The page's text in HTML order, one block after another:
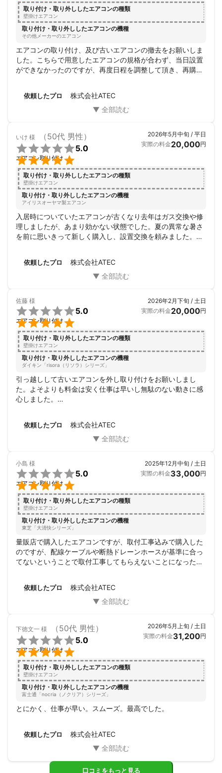
取り付け・取り外ししたエアコンの種類
壁掛けエアコン
取り付け・取り外ししたエアコンの機種
その他メーカーのエアコン
エアコンの取り付け、及び古いエアコンの撤去をお願いしま
した。こちらで用意したエアコンの規格が合わず、当日設置
ができなかったのですが、再度日程を調整して頂き、再購入
お忙しい中、有難うございました！
依頼したプロ 株式会社ATEC
いけ 様 （50代 男性）


5.0
エアコン取り付け
2026年5月中旬 / 平日
実際の料金20,000円
取り付け・取り外ししたエアコンの種類
壁掛けエアコン
取り付け・取り外ししたエアコンの機種
アイリスオーヤマ製エアコン
入居時についていたエアコンが古くなり去年はガス交換や修
理しましたが、あまり効かない状態でした。夏の異常な暑さ
を前に思いきって新しく購入し、設置交換を頼みました。手
依頼したプロ 株式会社ATEC
佐藤 様


5.0
エアコン取り付け
2026年2月下旬 / 土日
実際の料金20,000円
取り付け・取り外ししたエアコンの種類
壁掛けエアコン
取り付け・取り外ししたエアコンの機種
ダイキン「risora（リソラ）シリーズ」
引っ越しして古いエアコンを外し取り付けをお願いしまし
た。よそよりも料金は安く仕事は早いし無駄のない動きに感
心しました。
すね。
依頼したプロ 株式会社ATEC
小島 様


5.0
エアコン取り付け
2025年12月中旬 / 土日
実際の料金33,000円
取り付け・取り外ししたエアコンの種類
壁掛けエアコン
取り付け・取り外ししたエアコンの機種
東芝「大清快シリーズ」
量販店で購入したエアコンですが、取付工事込みで購入した
のですが、配線ケーブルや断熱ドレーンホースが基準に合っ
てないということで取付工事してもらえないことになったの
スムーズに終了しました。
依頼したプロ 株式会社ATEC
下徳文一 様 （50代 男性）


5.0
エアコン取り付け
2026年5月上旬 / 土日
実際の料金31,200円
取り付け・取り外ししたエアコンの種類
壁掛けエアコン
取り付け・取り外ししたエアコンの機種
富士通「nocria（ノクリア）シリーズ」
とにかく、仕事が早い。スムーズ。最高でした。
依頼したプロ 株式会社ATEC
口コミをもっと見る